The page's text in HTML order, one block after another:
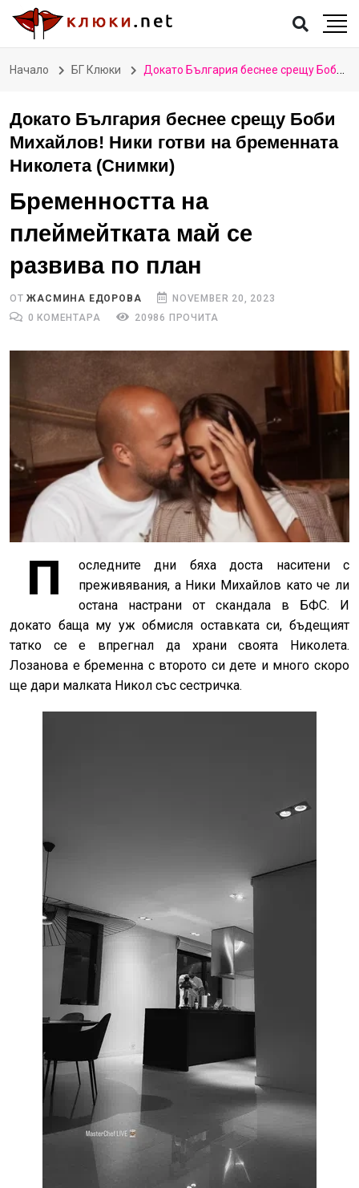
Начало БГ Клюки Докато България беснее срещу Боби Михайлов! Ники готви на бременната Николета (Снимки)
Докато България беснее срещу Боби
Михайлов! Ники готви на бременната
Николета (Снимки)
Бременността на
плеймейтката май се
развива по план
ОТЖАСМИНА ЕДОРОВА
NOVEMBER 20, 2023
0 КОМЕНТАРА
20986 ПРОЧИТА
П
оследните дни бяха доста наситени с
преживявания, а Ники Михайлов като че ли
остана настрани от скандала в БФС. И
докато баща му уж обмисля оставката си, бъдещият
татко се е впрегнал да храни своята Николета.
Лозанова е бременна с второто си дете и много скоро
ще дари малката Никол със сестричка.